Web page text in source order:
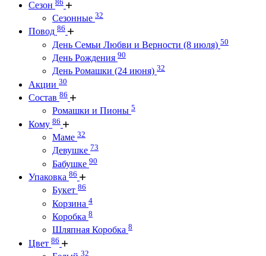
Сезон
Сезонные 32
Повод 86
День Семьи Любви и Верности (8 июля) 50
День Рождения 90
День Ромашки (24 июня) 32
Акции 30
Состав 86
Ромашки и Пионы 5
Кому 86
Маме 32
Девушке 73
Бабушке 90
Упаковка 86
Букет 86
Корзина 4
Коробка 8
Шляпная Коробка 8
Цвет 86
32